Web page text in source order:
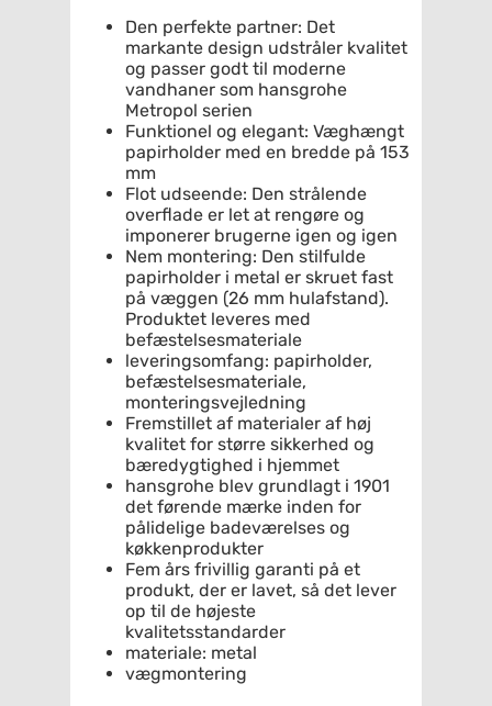
Den perfekte partner: Det
markante design udstråler kvalitet
og passer godt til moderne
vandhaner som hansgrohe
Metropol serien
Funktionel og elegant: Væghængt
papirholder med en bredde på 153
mm
Flot udseende: Den strålende
overflade er let at rengøre og
imponerer brugerne igen og igen
Nem montering: Den stilfulde
papirholder i metal er skruet fast
på væggen (26 mm hulafstand).
Produktet leveres med
befæstelsesmateriale
leveringsomfang: papirholder,
befæstelsesmateriale,
monteringsvejledning
Fremstillet af materialer af høj
kvalitet for større sikkerhed og
bæredygtighed i hjemmet
hansgrohe blev grundlagt i 1901
det førende mærke inden for
pålidelige badeværelses og
køkkenprodukter
Fem års frivillig garanti på et
produkt, der er lavet, så det lever
op til de højeste
kvalitetsstandarder
materiale: metal
vægmontering